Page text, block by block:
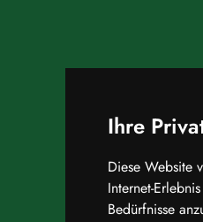
Ihre
Diese Website
Internet-
Bedürfnisse